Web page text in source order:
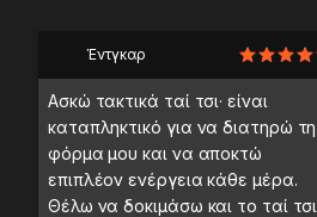
Έντγκαρ
Ασκώ τακτικά ταί τσι· είναι
καταπληκτικό για να διατηρώ τη
φόρμα μου και να αποκτώ
επιπλέον ενέργεια κάθε μέρα.
Θέλω να δοκιμάσω και το ταί τσι